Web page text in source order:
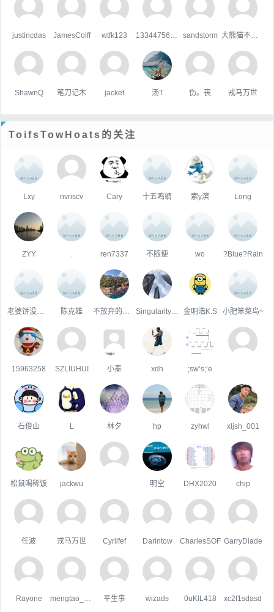
justincdas JamesCoiff wtfk123 sandstorm
ShawnQ 笔刀记木 jacket 汤T 伤。丧 戎马万世
ToifsTowHoats的关注
Lxy nvriscv Cary 十五鸣蜩 索y滨 Long
ZYY ren7337 不随便 wo ?Blue?Rain
陈克雄 金明浩K.S 小肥笨菜鸟~
15963258 SZLIUHUI 小秦 xdh ;sw’s;’e
石俊山 L 林夕 hp zyhwl xljsh_001
松鼠喝稀饭 jackwu 明空 DHX2020 chip
任波 戎马万世 Cyrilfef Darintow CharlesSOF GarryDiade
Rayone 平生事 wizads 0uKlL418 xc2f1sdasd